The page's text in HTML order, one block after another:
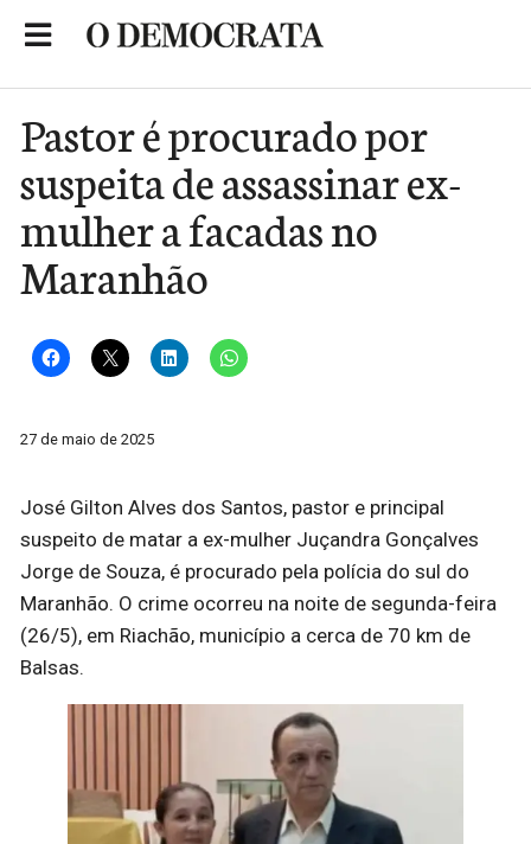
Pastor é procurado por
suspeita de assassinar ex-
mulher a facadas no
Maranhão
27 de maio de 2025
José Gilton Alves dos Santos, pastor e principal
suspeito de matar a ex-mulher Juçandra Gonçalves
Jorge de Souza, é procurado pela polícia do sul do
Maranhão. O crime ocorreu na noite de segunda-feira
(26/5), em Riachão, município a cerca de 70 km de
Balsas.